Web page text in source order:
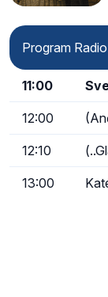
Program
11:00
12:00
12:10
13:00